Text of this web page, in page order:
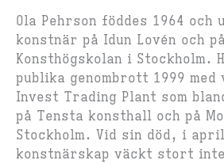
Ola Pehrson föddes 1964
konstnär på Idun Lovén och
Konsthögskolan i Stockholm.
publika genombrott 1999 med
Invest Trading Plant som
på Tensta konsthall och på
Stockholm. Vid sin död, i
konstnärskap väckt stort